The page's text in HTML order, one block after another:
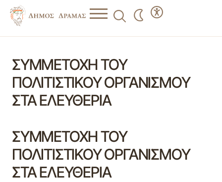
ΣΥΜΜΕΤΟΧΗ ΤΟΥ
ΠΟΛΙΤΙΣΤΙΚΟΥ ΟΡΓΑΝΙΣΜΟΥ
ΣΤΑ ΕΛΕΥΘΕΡΙΑ
ΣΥΜΜΕΤΟΧΗ ΤΟΥ
ΠΟΛΙΤΙΣΤΙΚΟΥ ΟΡΓΑΝΙΣΜΟΥ
ΣΤΑ ΕΛΕΥΘΕΡΙΑ